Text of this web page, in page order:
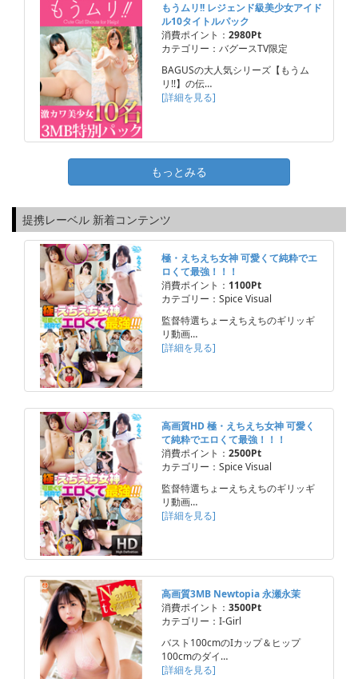
もうムリ!! レジェンド級美少女アイド
ル10タイトルパック
消費ポイント： 2980Pt
カテゴリー：バグースTV限定
BAGUSの大人気シリーズ【もうム
リ!!】の伝…
[詳細を見る]
もっとみる
提携レーベル 新着コンテンツ
極・えちえち女神 可愛くて純粋でエ
ロくて最強！！！
消費ポイント： 1100Pt
カテゴリー：Spice Visual
監督特選ちょーえちえちのギリッギ
リ動画…
[詳細を見る]
高画質HD 極・えちえち女神 可愛く
て純粋でエロくて最強！！！
消費ポイント： 2500Pt
カテゴリー：Spice Visual
監督特選ちょーえちえちのギリッギ
リ動画…
[詳細を見る]
高画質3MB Newtopia 永瀬永茉
消費ポイント： 3500Pt
カテゴリー：I-Girl
バスト100cmのIカップ＆ヒップ
100cmのダイ…
[詳細を見る]